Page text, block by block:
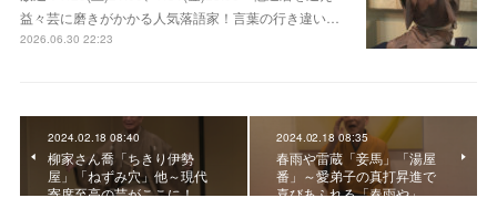
益々芸に磨きがかかる人気落語家！言葉の行き違い…
2026.06.30 22:23
2024.02.18 08:40
柳家さん喬「ちきり伊勢
屋」「ねずみ穴」他～現代
寄席至高の芸がここに！
2024.02.18 08:35
春雨や雷蔵「妾馬」「湯屋
番」～愛弟子の真打昇進で
喜びあふれる「春雨や」…